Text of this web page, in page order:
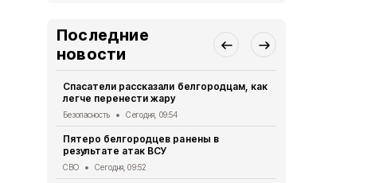
Последние
новости
Спасатели рассказали белгородцам, как
легче перенести жару
Безопасность Сегодня, 09:54
Пятеро белгородцев ранены в
результате атак ВСУ
СВО Сегодня, 09:52